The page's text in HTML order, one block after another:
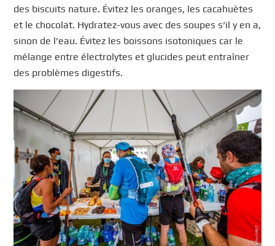
des biscuits nature. Évitez les oranges, les cacahuètes
et le chocolat. Hydratez-vous avec des soupes s’il y en a,
sinon de l’eau. Évitez les boissons isotoniques car le
mélange entre électrolytes et glucides peut entraîner
des problèmes digestifs.